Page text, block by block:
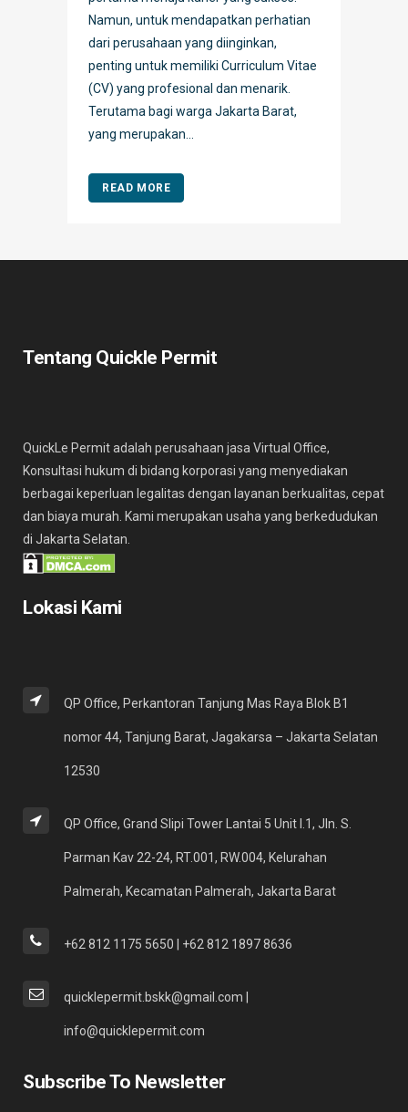
Namun, untuk mendapatkan perhatian
dari perusahaan yang diinginkan,
penting untuk memiliki Curriculum Vitae
(CV) yang profesional dan menarik.
Terutama bagi warga Jakarta Barat,
yang merupakan...
READ MORE
Tentang Quickle Permit
QuickLe Permit adalah perusahaan jasa Virtual Office,
Konsultasi hukum di bidang korporasi yang menyediakan
berbagai keperluan legalitas dengan layanan berkualitas, cepat
dan biaya murah. Kami merupakan usaha yang berkedudukan
di Jakarta Selatan.
Lokasi Kami
QP Office, Perkantoran Tanjung Mas Raya Blok B1
nomor 44, Tanjung Barat, Jagakarsa – Jakarta Selatan
12530
QP Office, Grand Slipi Tower Lantai 5 Unit I.1, Jln. S.
Parman Kav 22-24, RT.001, RW.004, Kelurahan
Palmerah, Kecamatan Palmerah, Jakarta Barat
+62 812 1175 5650 | +62 812 1897 8636
quicklepermit.bskk@gmail.com |
info@quicklepermit.com
Subscribe To Newsletter